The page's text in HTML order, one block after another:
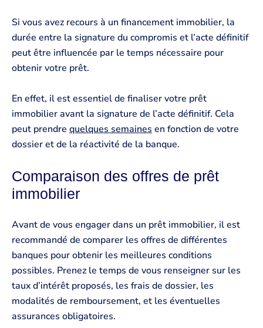
Si vous avez recours à un financement immobilier, la
durée entre la signature du compromis et l’acte définitif
peut être influencée par le temps nécessaire pour
obtenir votre prêt.
En effet, il est essentiel de finaliser votre prêt
immobilier avant la signature de l’acte définitif. Cela
peut prendre quelques semaines en fonction de votre
dossier et de la réactivité de la banque.
Comparaison des offres de prêt
immobilier
Avant de vous engager dans un prêt immobilier, il est
recommandé de comparer les offres de différentes
banques pour obtenir les meilleures conditions
possibles. Prenez le temps de vous renseigner sur les
taux d’intérêt proposés, les frais de dossier, les
modalités de remboursement, et les éventuelles
assurances obligatoires.